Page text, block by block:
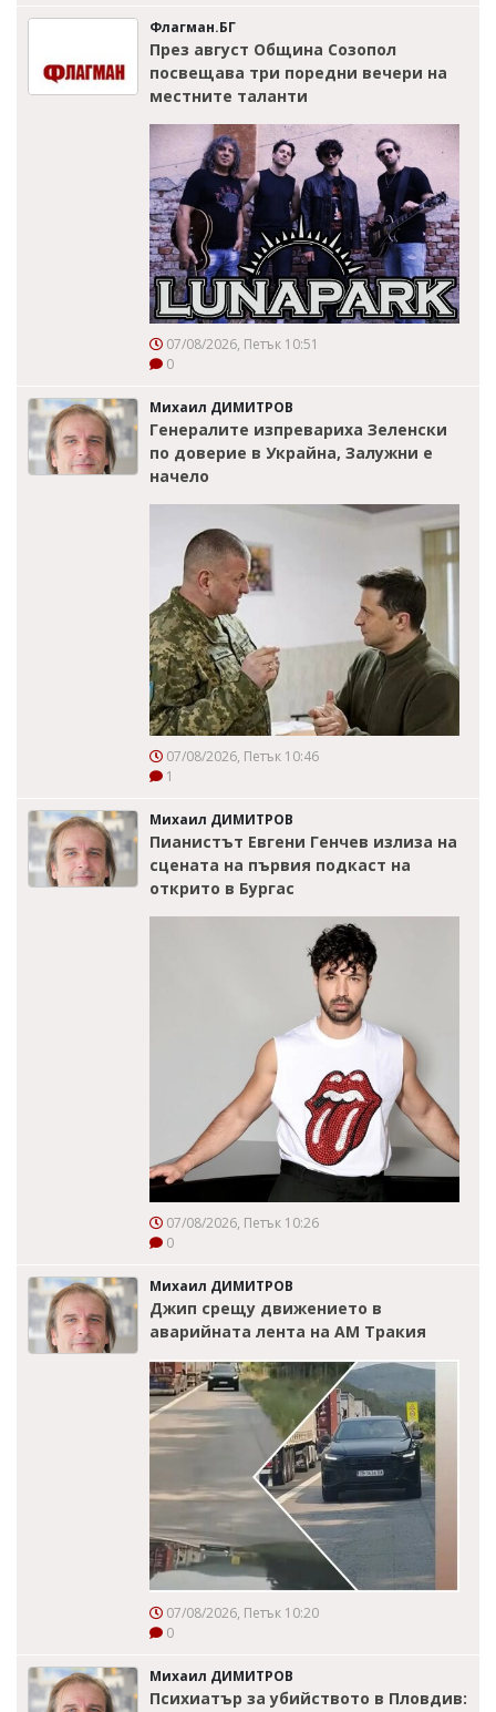
Флагман.БГ
През август Община Созопол
посвещава три поредни вечери на
местните таланти
07/08/2026, Петък 10:51
0
Михаил ДИМИТРОВ
Генералите изпревариха Зеленски
по доверие в Украйна, Залужни е
начело
07/08/2026, Петък 10:46
1
Михаил ДИМИТРОВ
Пианистът Евгени Генчев излиза на
сцената на първия подкаст на
открито в Бургас
07/08/2026, Петък 10:26
0
Михаил ДИМИТРОВ
Джип срещу движението в
аварийната лента на АМ Тракия
07/08/2026, Петък 10:20
0
Михаил ДИМИТРОВ
Психиатър за убийството в Пловдив: